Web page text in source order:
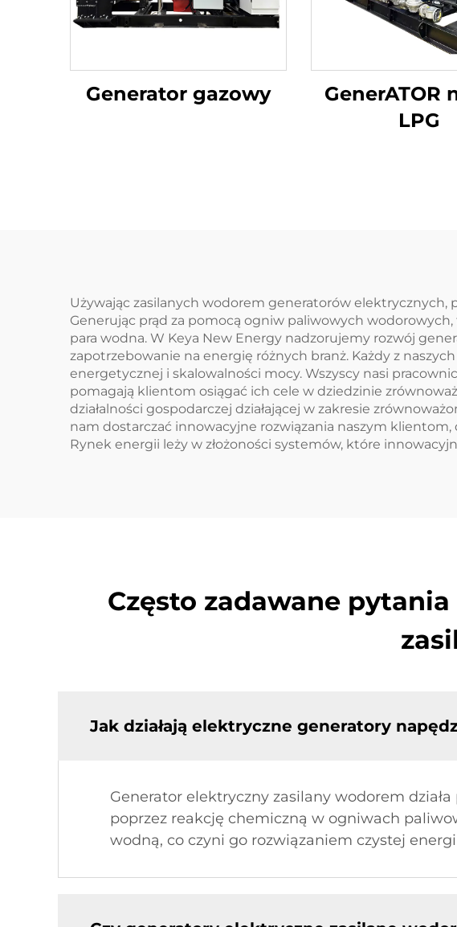
Generator gazowy
GenerATOR
LPG
Używając zasilanych wodorem generatorów
Generując prąd za pomocą ogniw paliwowych
para wodna. W Keya New Energy nadzorujemy rozwój
zapotrzebowanie na energię różnych branż. Każdy z
energetycznej i skalowalności mocy. Wszyscy nasi
pomagają klientom osiągać ich cele w dziedzinie
działalności gospodarczej działającej w zakresie
nam dostarczać innowacyjne rozwiązania naszym
Rynek energii leży w złożoności systemów, które
Często zadawane
Jak działają elektryczne generatory
Generator elektryczny zasilany wodorem
poprzez reakcję chemiczną w ogniwach
wodną, co czyni go rozwiązaniem czystej